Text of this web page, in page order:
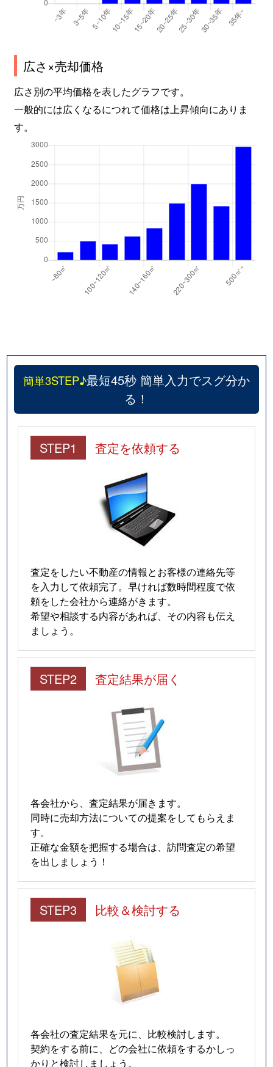
広さ×売却価格
広さ別の平均価格を表したグラフです。
一般的には広くなるにつれて価格は上昇傾向にありま
す。
簡単3STEP♪最短45秒 簡単入力でスグ分か
る！
STEP1 査定を依頼する
査定をしたい不動産の情報とお客様の連絡先等
を入力して依頼完了。早ければ数時間程度で依
頼をした会社から連絡がきます。
希望や相談する内容があれば、その内容も伝え
ましょう。
STEP2 査定結果が届く
各会社から、査定結果が届きます。
同時に売却方法についての提案をしてもらえま
す。
正確な金額を把握する場合は、訪問査定の希望
を出しましょう！
STEP3 比較＆検討する
各会社の査定結果を元に、比較検討します。
契約をする前に、どの会社に依頼をするかしっ
かりと検討しましょう。